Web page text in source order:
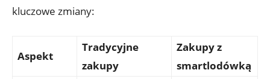
kluczowe zmiany:
Aspekt
Tradycyjne
zakupy
Zakupy z
smartlodówką